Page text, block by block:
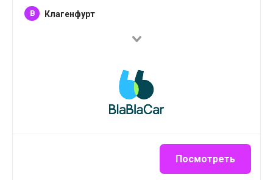
B Клагенфурт
Посмотреть